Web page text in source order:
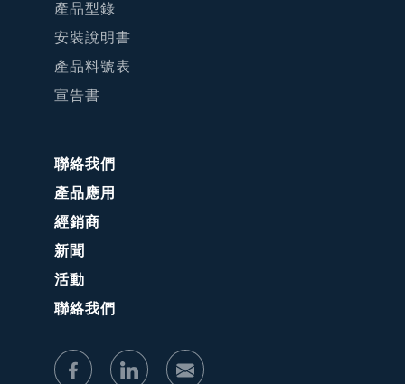
產品型錄
安裝說明書
產品料號表
宣告書
聯絡我們
產品應用
經銷商
新聞
活動
聯絡我們